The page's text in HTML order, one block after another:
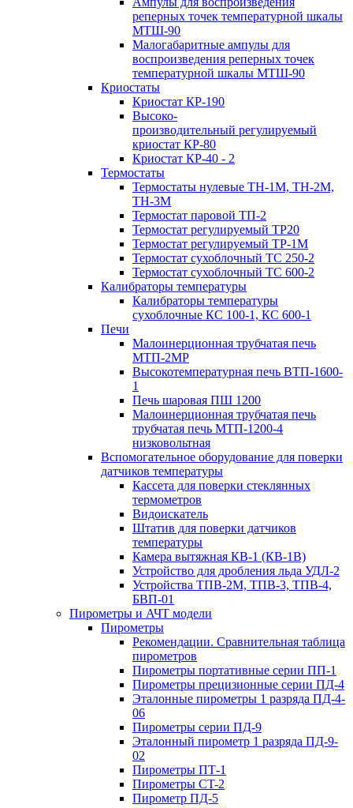
реперных точек температурной шкалы
МТШ-90
Малогабаритные ампулы для
воспроизведения реперных точек
температурной шкалы МТШ-90
Криостаты
Криостат КР-190
Высоко-
производительный регулируемый
криостат КР-80
Криостат КР-40 - 2
Термостаты
Термостаты нулевые ТН-1М, ТН-2М,
ТН-3М
Термостат паровой ТП-2
Термостат регулируемый ТР20
Термостат регулируемый ТР-1М
Термостат сухоблочный ТС 250-2
Термостат сухоблочный ТС 600-2
Калибраторы температуры
Калибраторы температуры
сухоблочные КС 100-1, КС 600-1
Печи
Малоинерционная трубчатая печь
МТП-2МР
Высокотемпературная печь ВТП-1600-
1
Печь шаровая ПШ 1200
Малоинерционная трубчатая печь
трубчатая печь МТП-1200-4
низковольтная
Вспомогательное оборудование для поверки
датчиков температуры
Кассета для поверки стеклянных
термометров
Видоискатель
Штатив для поверки датчиков
температуры
Камера вытяжная КВ-1 (КВ-1В)
Устройство для дробления льда УДЛ-2
Устройства ТПВ-2М, ТПВ-3, ТПВ-4,
БВП-01
Пирометры и АЧТ модели
Пирометры
Рекомендации. Сравнительная таблица
пирометров
Пирометры портативные серии ПП-1
Пирометры прецизионные серии ПД-4
Эталонные пирометры 1 разряда ПД-4-
06
Пирометры серии ПД-9
Эталонный пирометр 1 разряда ПД-9-
02
Пирометры ПТ-1
Пирометры CT-2
Пирометр ПД-5